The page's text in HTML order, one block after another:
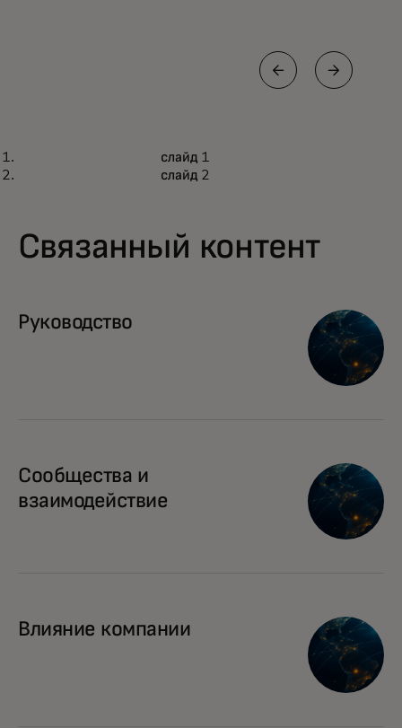
Как мы вдохновляем
слайд 1
слайд 2
Связанный контент
Руководство
Сообщества и
взаимодействие
Влияние компании